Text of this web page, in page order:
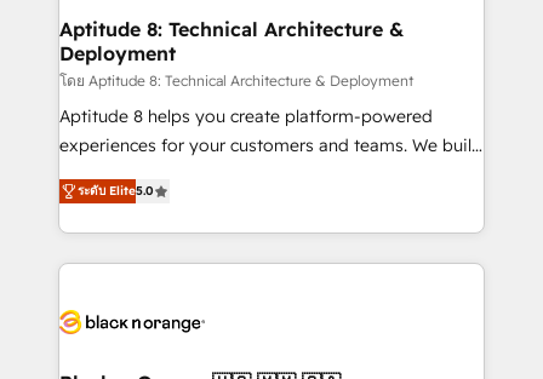
Partner 📆Founded in 1997
Integration templates that put HubSpot in the center
of your tech stack, syncing... 🛍️ Shopify or
WooCommerce 💲 Stripe or Paypal 💰 Sage or
Netsuite 🤖 Google or Microsoft ✍️ DocuSign or
PandaDoc 🌐 Avalara or Quaderno HubSnacks holds
Accreditation, securely sync data across... 🔄 any
apps, in any direction. Stuck on your old CRM..?
CRM Migrations using our in-house "HubScrub" Tool.
Aptitude 8: Technical Architecture &
Deployment
โดย Aptitude 8: Technical Architecture & Deployment
Aptitude 8 helps you create platform-powered
experiences for your customers and teams. We build
multi-hub solutions and orchestrate operations
across your entire tech stack. Aptitude 8 is trusted
by top brands such as Lenovo, Bluetooth,
International Sports Sciences Association, SXSW,
Randstad, Uber Freight, and HubSpot itself. We have
ระดับ Elite5.0